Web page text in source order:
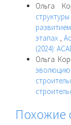
Ольга
этапах ,
(2024):
Ольга
Похожие